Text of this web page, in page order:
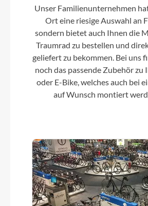
und Ausbau mit 5-mm-
Sattelklemme
Aluminium mit langem
Griffe
Schaltwerk
microSHIFT M21SS, 7
Rahmenmaterial
Unser Familienunternehmen
Ort eine riesige Auswahl an
sondern bietet auch Ihnen die
Traumrad zu bestellen und
geliefert zu bekommen. Bei uns
noch das passende Zubehör zu
oder E-Bike, welches auch bei
auf Wunsch montiert